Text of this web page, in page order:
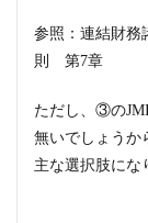
参照：連結財務
則 第7章
ただし、③の
無いでしょうか
主な選択肢にな